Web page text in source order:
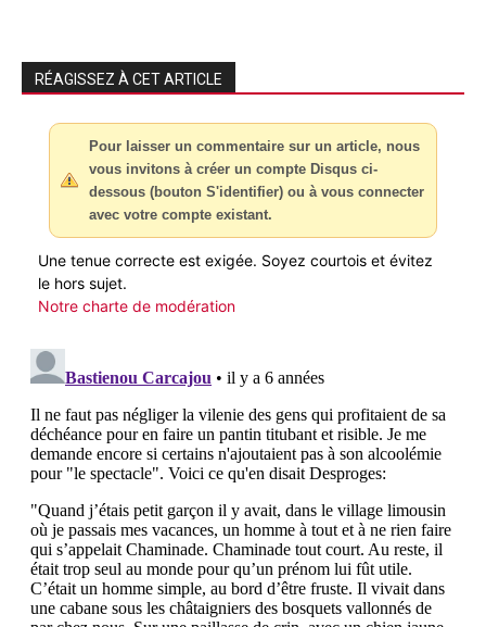
RÉAGISSEZ À CET ARTICLE
Pour laisser un commentaire sur un article, nous
vous invitons à créer un compte Disqus ci-
dessous (bouton S'identifier) ou à vous connecter
avec votre compte existant.
Une tenue correcte est exigée. Soyez courtois et évitez
le hors sujet.
Notre charte de modération